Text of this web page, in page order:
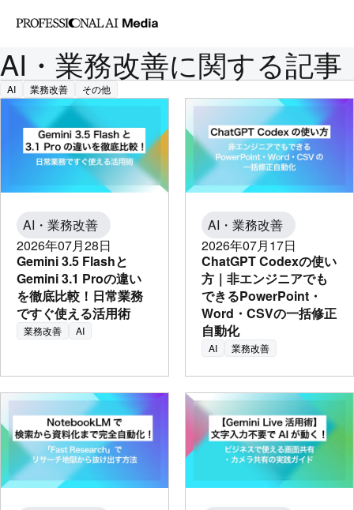
AI・業務改善に関する記事
AI 業務改善 その他
AI・業務改善
2026年07月28日
Gemini 3.5 Flashと
Gemini 3.1 Proの違い
を徹底比較！日常業務
ですぐ使える活用術
業務改善 AI
AI・業務改善
2026年07月17日
ChatGPT Codexの使い
方｜非エンジニアでも
できるPowerPoint・
Word・CSVの一括修正
自動化
AI 業務改善